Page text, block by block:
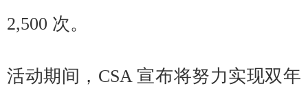
2,500 次。
活动期间，CSA 宣布将努力实现双年